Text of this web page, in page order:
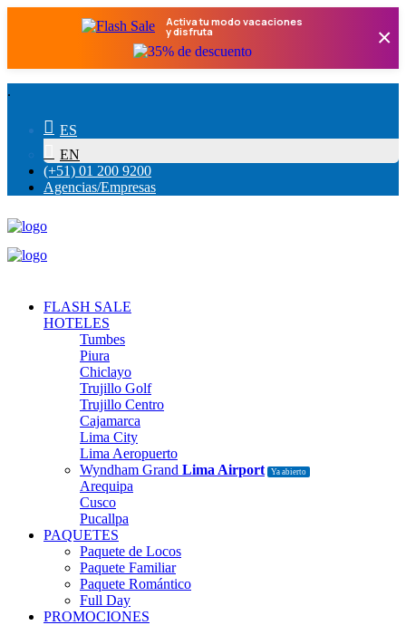
×
Activa tu modo vacaciones
y disfruta
.
ES
EN
(+51) 01 200 9200
Agencias/Empresas
FLASH SALE
HOTELES
Tumbes
Piura
Chiclayo
Trujillo Golf
Trujillo Centro
Cajamarca
Lima City
Lima Aeropuerto
Wyndham Grand Lima Airport Ya abierto
Arequipa
Cusco
Pucallpa
PAQUETES
Paquete de Locos
Paquete Familiar
Paquete Romántico
Full Day
PROMOCIONES